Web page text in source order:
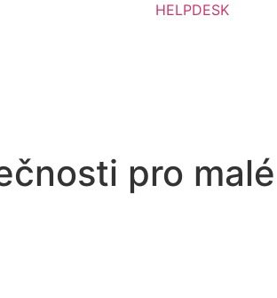
HELPDESK
pro malé